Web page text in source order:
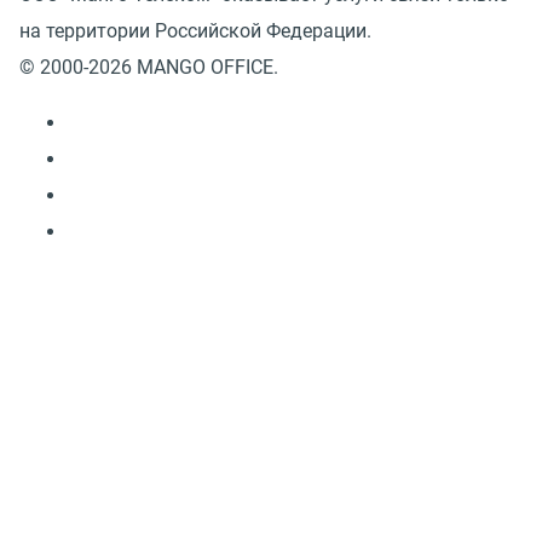
на территории Российской Федерации.
© 2000-2026 MANGO OFFICE.